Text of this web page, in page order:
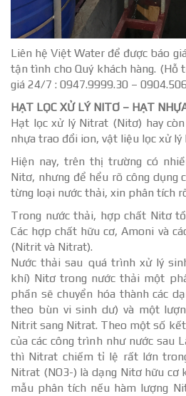
Liên hệ Việt Water để được báo
tận tình cho Quý khách hàng.
giá 24/7 : 0947.9999.30 –
HẠT LỌC XỬ LÝ NITƠ – HẠT
Hạt lọc xử lý Nitrat (Nitơ) hay
nhựa trao đổi ion, vật liệu lọc xử lý
Hiện nay, trên thị trường có
Nitơ, nhưng để hểu rõ công dụng
từng loại nước thải, xin phân tích
Trong nước thải, hợp chất Nitơ
Các hợp chất hữu cơ, Amoni và
(Nitrit và Nitrat).
Nước thải sau quá trình xử lý
khí) Nitơ trong nước thải một
phần sẽ chuyển hóa thành các
theo bùn vi sinh dư) và một
Nitrit sang Nitrat. Theo một số
của các công trình như nước sau
thì Nitrat chiếm tỉ lệ rất lớn
Nitrat (NO3-) là dạng Nitơ hữu cơ
mẫu phân tích nếu hàm lượng